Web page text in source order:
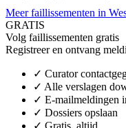
Meer faillissementen in
GRATIS
Volg faillissementen gratis
Registreer en ontvang
✓ Curator
✓ Alle verslagen
✓ E-mailmeldingen
✓ Dossiers opslaan
✓ Gratis, altijd